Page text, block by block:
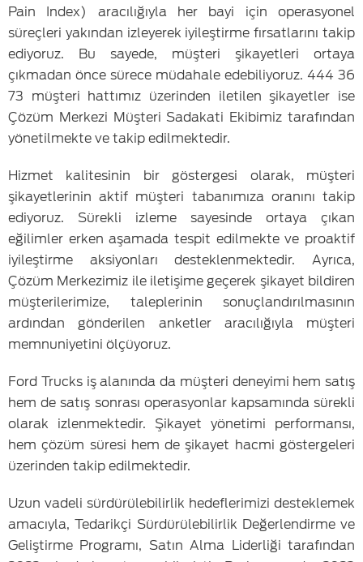
Pain Index) aracılığıyla her bayi için operasyonel
süreçleri yakından izleyerek iyileştirme fırsatlarını takip
ediyoruz. Bu sayede, müşteri şikayetleri ortaya
çıkmadan önce sürece müdahale edebiliyoruz. 444 36
73 müşteri hattımız üzerinden iletilen şikayetler ise
Çözüm Merkezi Müşteri Sadakati Ekibimiz tarafından
yönetilmekte ve takip edilmektedir.
Hizmet kalitesinin bir göstergesi olarak, müşteri
şikayetlerinin aktif müşteri tabanımıza oranını takip
ediyoruz. Sürekli izleme sayesinde ortaya çıkan
eğilimler erken aşamada tespit edilmekte ve proaktif
iyileştirme aksiyonları desteklenmektedir. Ayrıca,
Çözüm Merkezimiz ile iletişime geçerek şikayet bildiren
müşterilerimize, taleplerinin sonuçlandırılmasının
ardından gönderilen anketler aracılığıyla müşteri
memnuniyetini ölçüyoruz.
Ford Trucks iş alanında da müşteri deneyimi hem satış
hem de satış sonrası operasyonlar kapsamında sürekli
olarak izlenmektedir. Şikayet yönetimi performansı,
hem çözüm süresi hem de şikayet hacmi göstergeleri
üzerinden takip edilmektedir.
Uzun vadeli sürdürülebilirlik hedeflerimizi desteklemek
amacıyla, Tedarikçi Sürdürülebilirlik Değerlendirme ve
Geliştirme Programı, Satın Alma Liderliği tarafından